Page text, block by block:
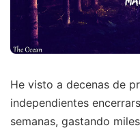
He visto a decenas de
independientes
semanas, gastando